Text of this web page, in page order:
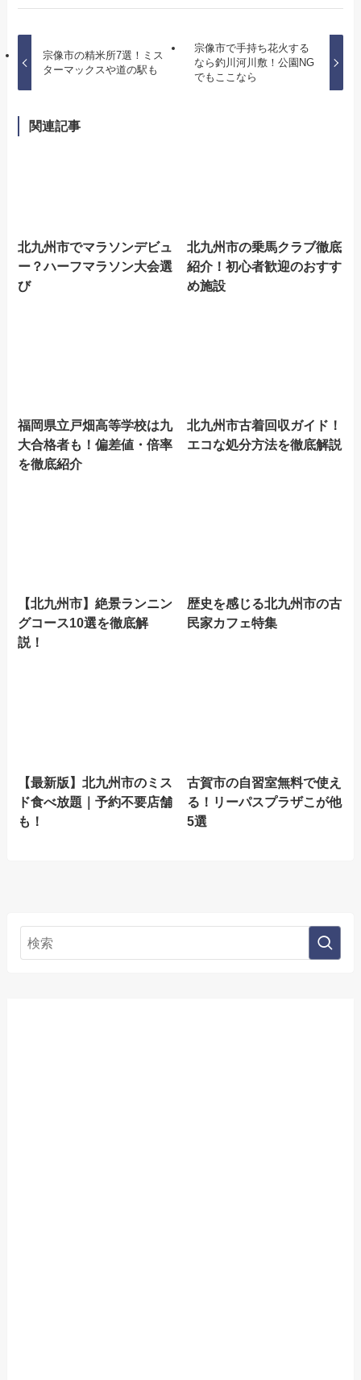
宗像市の精米所7選！ミス
ターマックスや道の駅も
宗像市で手持ち花火する
なら釣川河川敷！公園NG
でもここなら
関連記事
北九州市でマラソンデビュ
ー？ハーフマラソン大会選
び
北九州市の乗馬クラブ徹底
紹介！初心者歓迎のおすす
め施設
福岡県立戸畑高等学校は九
大合格者も！偏差値・倍率
を徹底紹介
北九州市古着回収ガイド！
エコな処分方法を徹底解説
【北九州市】絶景ランニン
グコース10選を徹底解
説！
歴史を感じる北九州市の古
民家カフェ特集
【最新版】北九州市のミス
ド食べ放題｜予約不要店舗
も！
古賀市の自習室無料で使え
る！リーパスプラザこが他
5選